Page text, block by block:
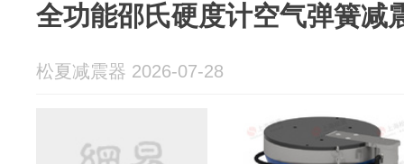
全功能邵氏硬度计空气弹簧减
松夏减震器 2026-07-28